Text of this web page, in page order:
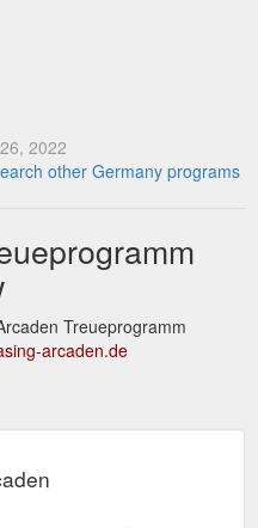
2022
other Germany programs
Treueprogramm
arcaden.de